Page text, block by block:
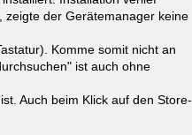
zeigte der Gerätemanager keine
Komme somit nicht an
ist auch ohne
Auch beim Klick auf den Store-